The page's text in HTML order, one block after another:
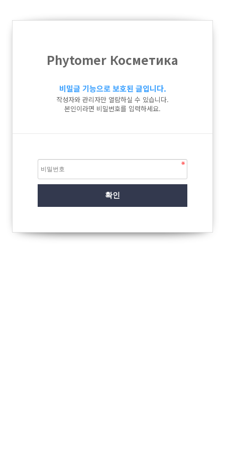
Phytomer Косметика
비밀글 기능으로 보호된 글입니다.
작성자와 관리자만 열람하실 수 있습니다.
본인이라면 비밀번호를 입력하세요.